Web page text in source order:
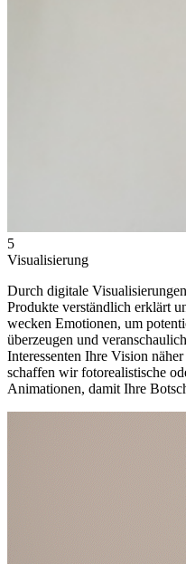
5
Visualisierung
Durch digitale
Produkte verständlich erklärt
wecken Emotionen, um
überzeugen und
Interessenten Ihre Vision
schaffen wir fotorealistische
Animationen, damit Ihre